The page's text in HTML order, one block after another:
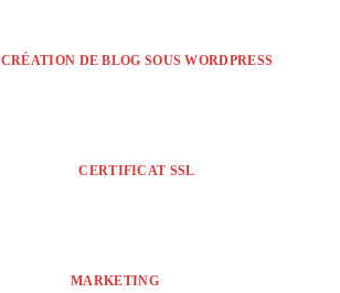
CRÉATION DE BLOG SOUS WORDPRESS
CERTIFICAT SSL
MARKETING